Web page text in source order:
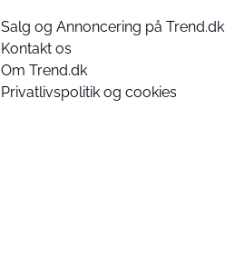
Salg og Annoncering på Trend.dk
Kontakt os
Om Trend.dk
Privatlivspolitik og cookies